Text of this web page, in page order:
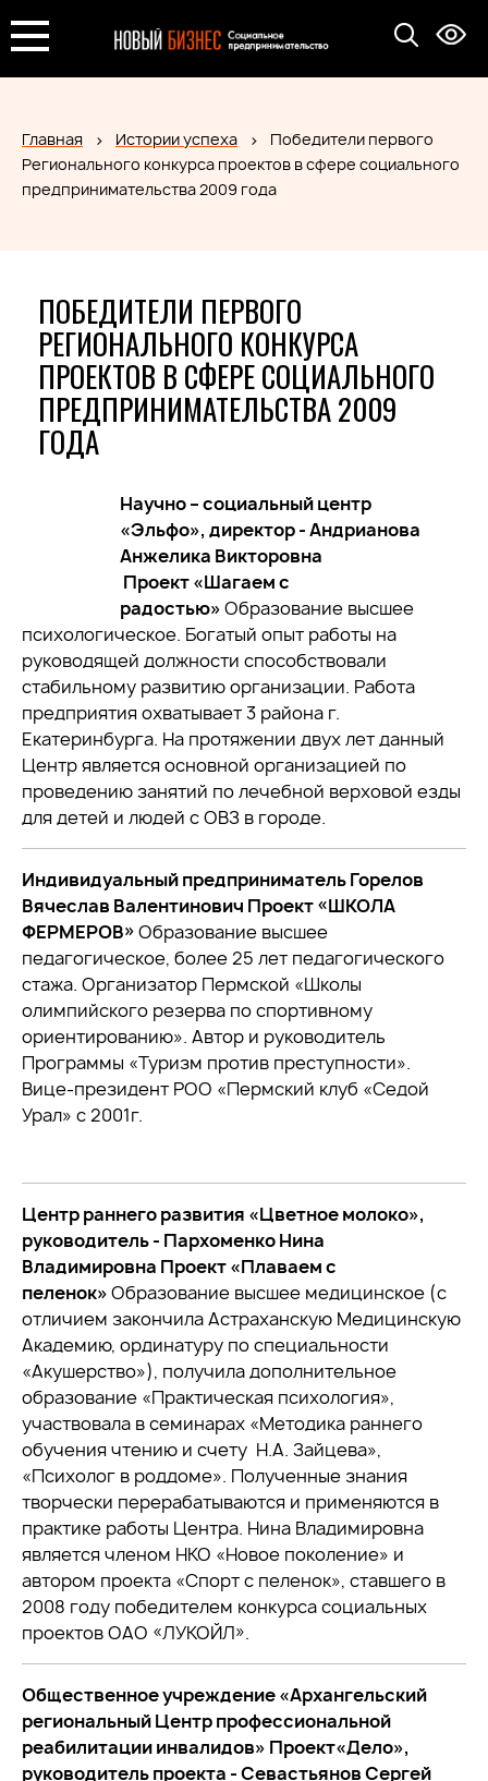
Главная Истории успеха
Победители первого
Регионального конкурса проектов в сфере социального
предпринимательства 2009 года
ПОБЕДИТЕЛИ ПЕРВОГО
РЕГИОНАЛЬНОГО КОНКУРСА
ПРОЕКТОВ В СФЕРЕ СОЦИАЛЬНОГО
ПРЕДПРИНИМАТЕЛЬСТВА 2009
ГОДА
Научно – социальный центр
«Эльфо», директор - Андрианова
Анжелика Викторовна
Проект «Шагаем с
радостью»Образование высшее
психологическое. Богатый опыт работы на
руководящей должности способствовали
стабильному развитию организации. Работа
предприятия охватывает 3 района г.
Екатеринбурга. На протяжении двух лет данный
Центр является основной организацией по
проведению занятий по лечебной верховой езды
для детей и людей с ОВЗ в городе.
Индивидуальный предприниматель Горелов
Вячеслав Валентинович Проект «ШКОЛА
ФЕРМЕРОВ»Образование высшее
педагогическое, более 25 лет педагогического
стажа. Организатор Пермской «Школы
олимпийского резерва по спортивному
ориентированию». Автор и руководитель
Программы «Туризм против преступности».
Вице-президент РОО «Пермский клуб «Седой
Урал» с 2001г.
Центр раннего развития «Цветное молоко»,
руководитель - Пархоменко Нина
Владимировна Проект «Плаваем с
пеленок»Образование высшее медицинское (с
отличием закончила Астраханскую Медицинскую
Академию, ординатуру по специальности
«Акушерство»), получила дополнительное
образование «Практическая психология»,
участвовала в семинарах «Методика раннего
обучения чтению и счету Н.А. Зайцева»,
«Психолог в роддоме». Полученные знания
творчески перерабатываются и применяются в
практике работы Центра. Нина Владимировна
является членом НКО «Новое поколение» и
автором проекта «Спорт с пеленок», ставшего в
2008 году победителем конкурса социальных
проектов ОАО «ЛУКОЙЛ».
Общественное учреждение «Архангельский
региональный Центр профессиональной
реабилитации инвалидов» Проект«Дело»,
руководитель проекта - Севастьянов Сергей